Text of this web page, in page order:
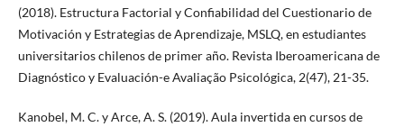
(2018). Estructura Factorial y Confiabilidad del Cuestionario de
Motivación y Estrategias de Aprendizaje, MSLQ, en estudiantes
universitarios chilenos de primer año. Revista Iberoamericana de
Diagnóstico y Evaluación-e Avaliação Psicológica, 2(47), 21-35.
Kanobel, M. C. y Arce, A. S. (2019). Aula invertida en cursos de